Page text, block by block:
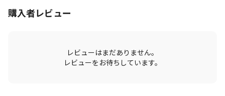
購入者レビュー
レビューはまだありません。
レビューをお待ちしています。